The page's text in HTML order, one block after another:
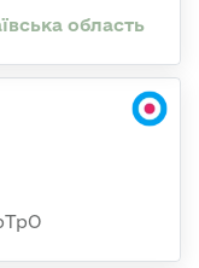
область